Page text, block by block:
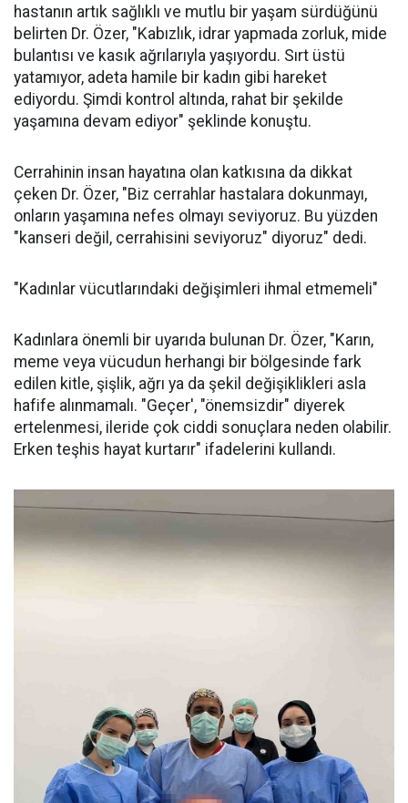
hastanın artık sağlıklı ve mutlu bir yaşam sürdüğünü
belirten Dr. Özer, "Kabızlık, idrar yapmada zorluk, mide
bulantısı ve kasık ağrılarıyla yaşıyordu. Sırt üstü
yatamıyor, adeta hamile bir kadın gibi hareket
ediyordu. Şimdi kontrol altında, rahat bir şekilde
yaşamına devam ediyor" şeklinde konuştu.
Cerrahinin insan hayatına olan katkısına da dikkat
çeken Dr. Özer, "Biz cerrahlar hastalara dokunmayı,
onların yaşamına nefes olmayı seviyoruz. Bu yüzden
"kanseri değil, cerrahisini seviyoruz" diyoruz" dedi.
"Kadınlar vücutlarındaki değişimleri ihmal etmemeli"
Kadınlara önemli bir uyarıda bulunan Dr. Özer, "Karın,
meme veya vücudun herhangi bir bölgesinde fark
edilen kitle, şişlik, ağrı ya da şekil değişiklikleri asla
hafife alınmamalı. "Geçer', "önemsizdir" diyerek
ertelenmesi, ileride çok ciddi sonuçlara neden olabilir.
Erken teşhis hayat kurtarır" ifadelerini kullandı.